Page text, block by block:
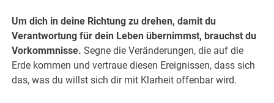
Um dich in deine Richtung zu drehen, damit du
Verantwortung für dein Leben übernimmst, brauchst du
Vorkommnisse. Segne die Veränderungen, die auf die
Erde kommen und vertraue diesen Ereignissen, dass sich
das, was du willst sich dir mit Klarheit offenbar wird.